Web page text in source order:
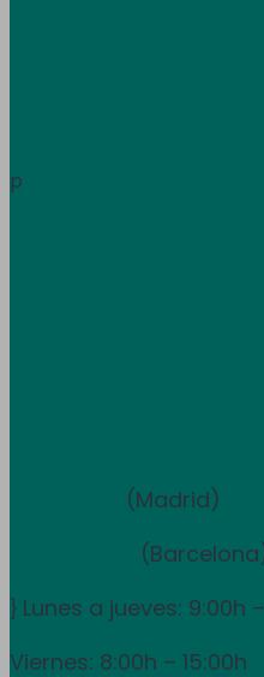
p
(Madrid)
} Lunes a jueves: 9:00h
Viernes: 8:00h – 15:00h